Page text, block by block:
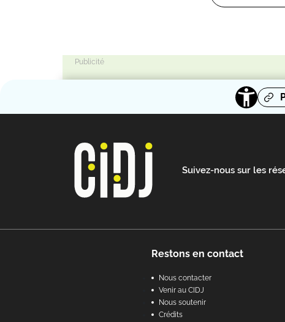
Suivez-nous sur les
Restons en contact
Nous contacter
Venir au CIDJ
Nous soutenir
Crédits